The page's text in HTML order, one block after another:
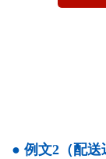
● 例文2（配